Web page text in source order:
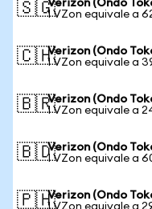
🇸🇬Verizon (Ondo
1 VZon equivale a
🇨🇭Verizon (Ondo
1 VZon equivale a
🇧🇷Verizon (Ondo
1 VZon equivale a
🇧🇩Verizon (Ondo
1 VZon equivale a
🇵🇭Verizon (Ondo
1 VZon equivale a